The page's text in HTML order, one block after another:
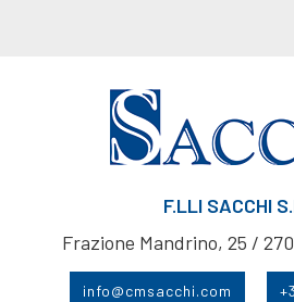
F.LLI SACCHI
Frazione Mandrino, 25 /
info@cmsacchi.com